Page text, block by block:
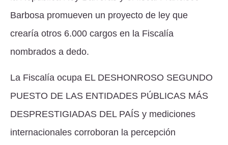
Barbosa promueven un proyecto de ley que
crearía otros 6.000 cargos en la Fiscalía
nombrados a dedo.
La Fiscalía ocupa EL DESHONROSO SEGUNDO
PUESTO DE LAS ENTIDADES PÚBLICAS MÁS
DESPRESTIGIADAS DEL PAÍS y mediciones
internacionales corroboran la percepción